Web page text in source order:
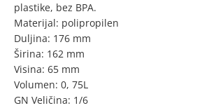
plastike, bez BPA.
Materijal: polipropilen
Duljina: 176 mm
Širina: 162 mm
Visina: 65 mm
Volumen: 0, 75L
GN Veličina: 1/6